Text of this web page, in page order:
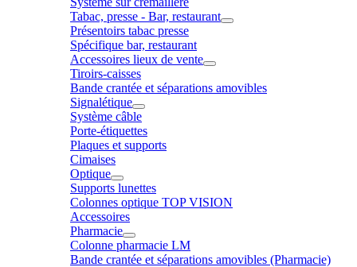
Tabac, presse - Bar, restaurant
Présentoirs tabac presse
Spécifique bar, restaurant
Accessoires lieux de vente
Tiroirs-caisses
Bande crantée et séparations amovibles
Signalétique
Système câble
Porte-étiquettes
Plaques et supports
Cimaises
Optique
Supports lunettes
Colonnes optique TOP VISION
Accessoires
Pharmacie
Colonne pharmacie LM
Bande crantée et séparations amovibles (Pharmacie)